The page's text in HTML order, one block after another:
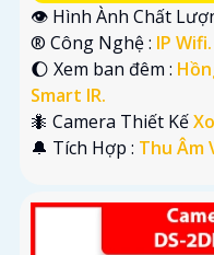
👁 Hình Ành Chất
®️ Công Nghệ : IP Wifi.
🌔 Xem ban đêm :
Smart IR.
🐜 Camera Thiết Kế
️🔔 Tích Hợp : Thu Âm